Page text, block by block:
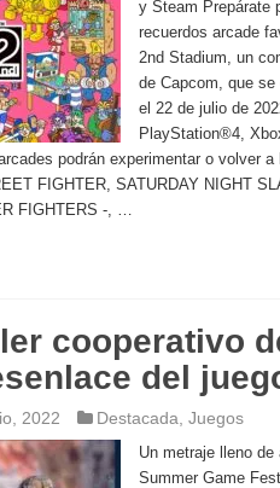
y Steam Prepárate
recuerdos arcade
2nd Stadium, un
de Capcom, que
el 22 de julio de
PlayStation®4,
podrán experimentar o volver a
FIGHTER, SATURDAY NIGHT
FIGHTERS -, …
cooperativo
del
2022 Destacada Juegos
Un metraje lleno de
Summer Game